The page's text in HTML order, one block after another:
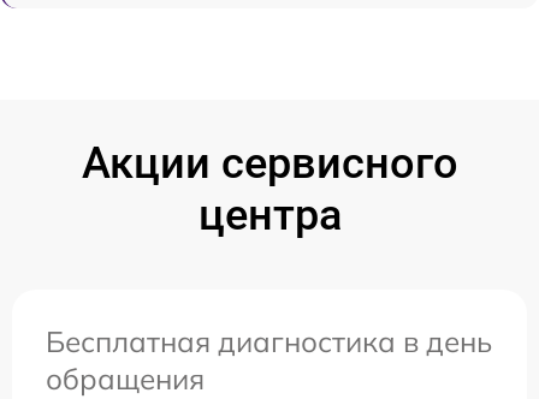
Акции сервисного
центра
Бесплатная диагностика в день
обращения